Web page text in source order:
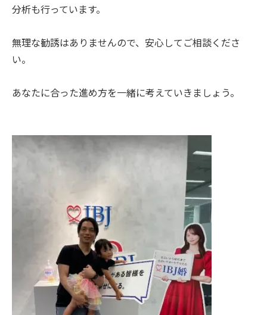
分析も行っています。
無理な勧誘はありませんので、安心してご相談くださ
い。
あなたに合った進め方を一緒に考えていきましょう。